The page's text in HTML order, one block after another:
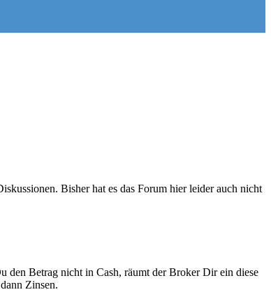
Bisher hat es das Forum hier leider auch nicht
den Betrag nicht in Cash, räumt der Broker Dir ein diese
Zinsen.